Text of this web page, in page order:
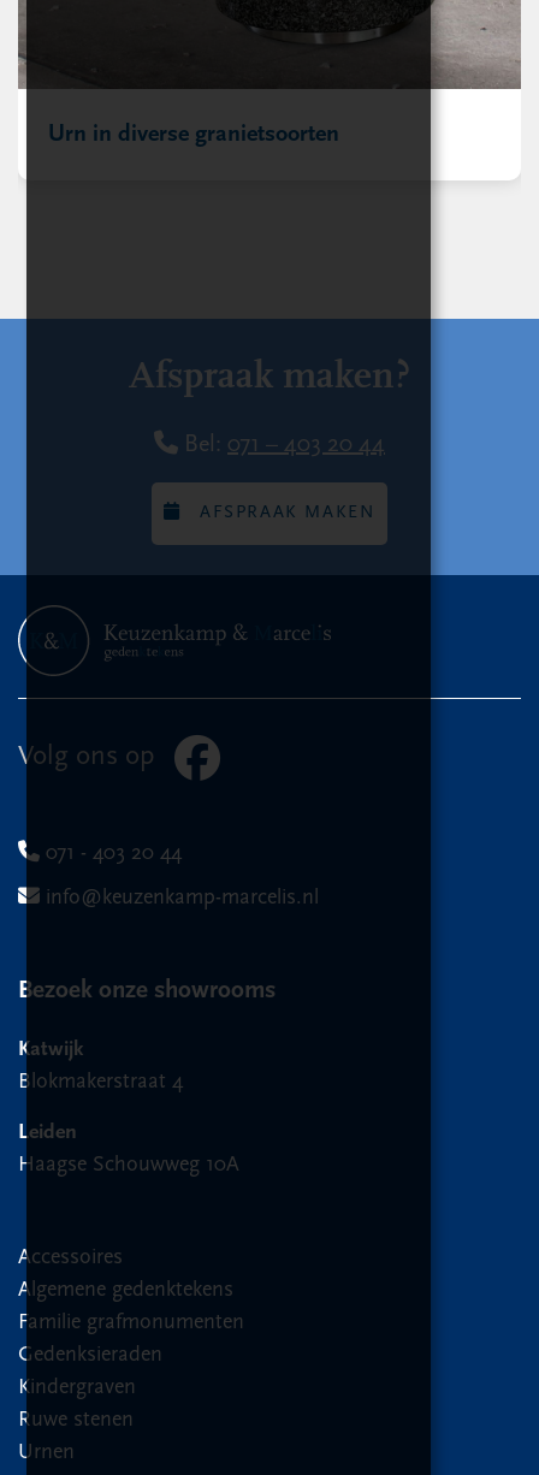
Urn in diverse granietsoorten
Afspraak maken?
Bel: 071 – 403 20 44
AFSPRAAK MAKEN
Volg ons op
071 - 403 20 44
info@keuzenkamp-marcelis.nl
Bezoek onze showrooms
Katwijk
Blokmakerstraat 4
Leiden
Haagse Schouwweg 10A
Accessoires
Algemene gedenktekens
Familie grafmonumenten
Gedenksieraden
Kindergraven
Ruwe stenen
Urnen